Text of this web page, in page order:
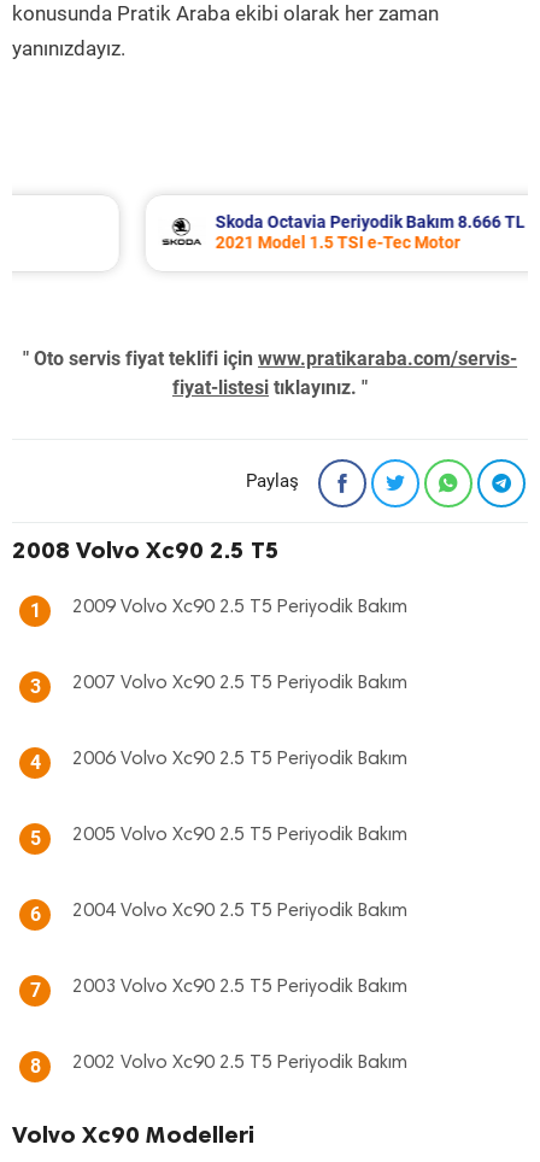
konusunda Pratik Araba ekibi olarak her zaman
yanınızdayız.
Skoda Octavia Periyodik Bakım 8.666 TL
2021 Model 1.5 TSI e-Tec Motor
" Oto servis fiyat teklifi için www.pratikaraba.com/servis-
fiyat-listesi tıklayınız. "
Paylaş
2008 Volvo Xc90 2.5 T5
1 2009 Volvo Xc90 2.5 T5 Periyodik Bakım
3 2007 Volvo Xc90 2.5 T5 Periyodik Bakım
4 2006 Volvo Xc90 2.5 T5 Periyodik Bakım
5 2005 Volvo Xc90 2.5 T5 Periyodik Bakım
6 2004 Volvo Xc90 2.5 T5 Periyodik Bakım
7 2003 Volvo Xc90 2.5 T5 Periyodik Bakım
8 2002 Volvo Xc90 2.5 T5 Periyodik Bakım
Volvo Xc90 Modelleri